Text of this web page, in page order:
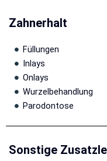
Zahnerhalt
Füllungen
Inlays
Onlays
Wurzelbehandlung
Parodontose
Sonstige